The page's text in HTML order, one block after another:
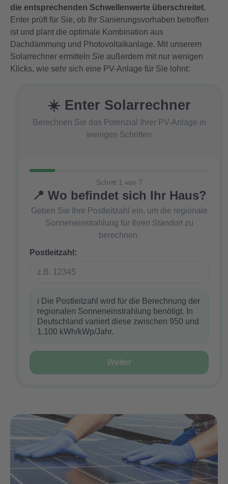
die entsprechenden Schwellenwerte überschreitet.
Enter prüft für Sie, ob Ihr Sanierungsvorhaben betroffen
ist und plant die optimale Kombination aus
Dachdämmung und Photovoltaikanlage. Mit unserem
Solarrechner ermitteln Sie außerdem mit nur wenigen
Klicks, wie sehr sich eine PV-Anlage für Sie lohnt:
☀️ Enter Solarrechner
Berechnen Sie das Potenzial Ihrer PV-Anlage in
wenigen Schritten
Schritt 1 von 7
📍 Wo befindet sich Ihr Haus?
Geben Sie Ihre Postleitzahl ein, um die regionale
Sonneneinstrahlung für Ihren Standort zu
berechnen.
Postleitzahl:
ℹ️ Die Postleitzahl wird für die Berechnung der
regionalen Sonneneinstrahlung benötigt. In
Deutschland variiert diese zwischen 950 und
1.100 kWh/kWp/Jahr.
Weiter